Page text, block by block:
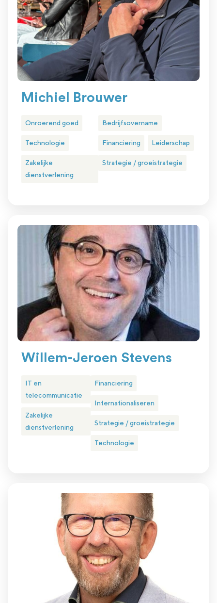
Michiel Brouwer
Onroerend goed
Technologie
Zakelijke
dienstverlening
Bedrijfsovername
Financiering Leiderschap
Strategie / groeistrategie
Willem-Jeroen Stevens
IT en
telecommunicatie
Zakelijke
dienstverlening
Financiering
Internationaliseren
Strategie / groeistrategie
Technologie